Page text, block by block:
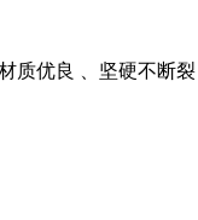
质优良 、坚硬不断裂